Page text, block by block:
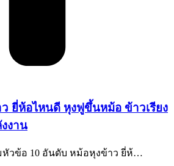
ยี่ห้อไหนดี หุงฟูขึ้นหม้อ ข้าวเรียง
งาน
หัวข้อ 10 อันดับ หม้อหุงข้าว ยี่ห้…